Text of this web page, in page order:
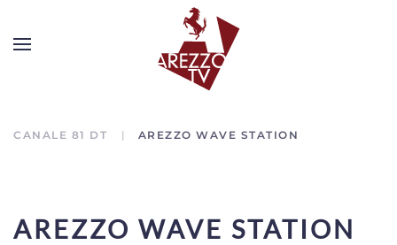
CANALE 81 DT AREZZO WAVE STATION
AREZZO WAVE STATION